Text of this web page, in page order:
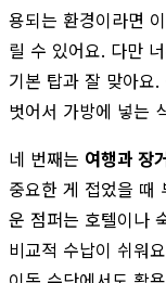
용되는 환경이라면
릴 수 있어요. 다만
기본 탑과 잘 맞아요
벗어서 가방에 넣는
네 번째는 여행과 장
중요한 게 접었을 때
운 점퍼는 호텔이나
비교적 수납이 쉬워